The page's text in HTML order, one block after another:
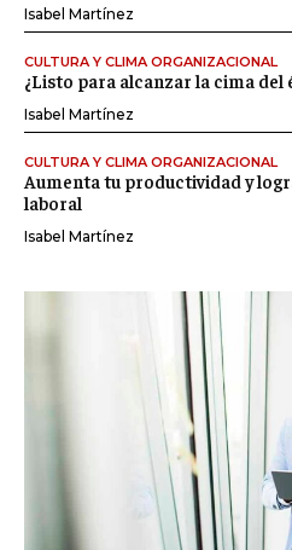
Isabel Martínez
CULTURA Y CLIMA ORGANIZACIONAL
¿Listo para alcanzar la cima
Isabel Martínez
CULTURA Y CLIMA ORGANIZACIONAL
Aumenta tu productividad y
laboral
Isabel Martínez